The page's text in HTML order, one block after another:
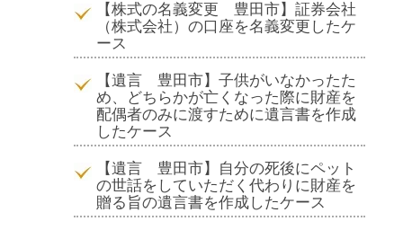
【株式の名義変更 豊田市】証券会社
（株式会社）の口座を名義変更したケ
ース
【遺言 豊田市】子供がいなかったた
め、どちらかが亡くなった際に財産を
配偶者のみに渡すために遺言書を作成
したケース
【遺言 豊田市】自分の死後にペット
の世話をしていただく代わりに財産を
贈る旨の遺言書を作成したケース